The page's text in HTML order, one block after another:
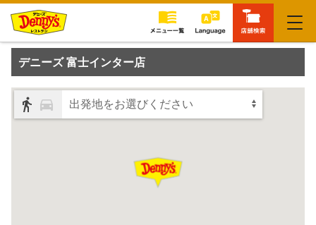
閉じる
デニーズ 富士インター店
出発地をお選びください